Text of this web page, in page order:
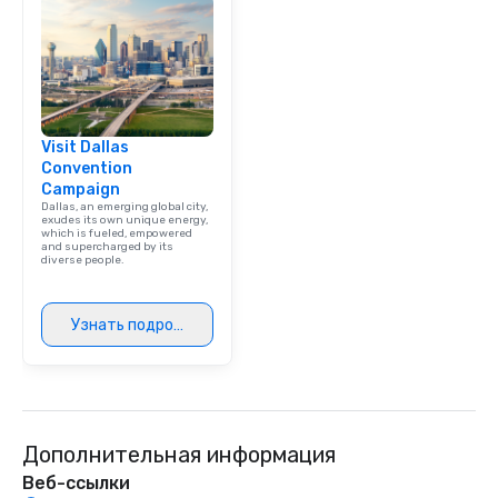
Visit Dallas
Convention
Campaign
Dallas, an emerging global city,
exudes its own unique energy,
which is fueled, empowered
and supercharged by its
diverse people.
Узнать подробнее
Дополнительная информация
Веб-ссылки